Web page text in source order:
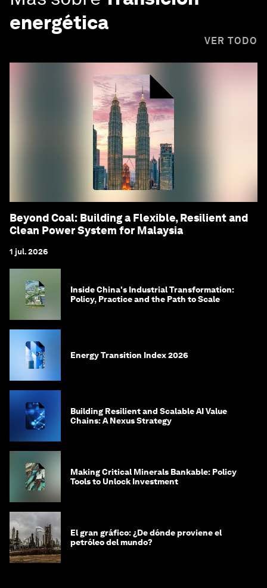
energética
VER TODO
Beyond Coal: Building a Flexible, Resilient and
Clean Power System for Malaysia
1 jul. 2026
Inside China's Industrial Transformation:
Policy, Practice and the Path to Scale
Energy Transition Index 2026
Building Resilient and Scalable AI Value
Chains: A Nexus Strategy
Making Critical Minerals Bankable: Policy
Tools to Unlock Investment
El gran gráfico: ¿De dónde proviene el
petróleo del mundo?